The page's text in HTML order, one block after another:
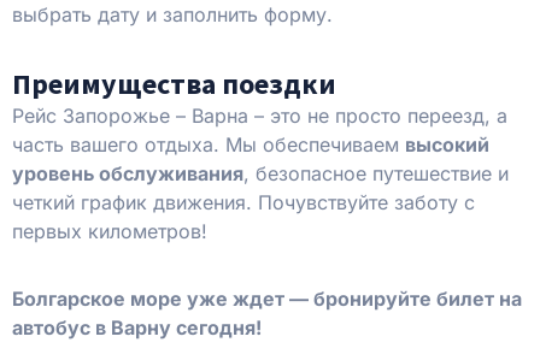
выбрать дату и заполнить форму.
Преимущества поездки
Рейс Запорожье – Варна – это не просто переезд, а
часть вашего отдыха. Мы обеспечиваем высокий
уровень обслуживания, безопасное путешествие и
четкий график движения. Почувствуйте заботу с
первых километров!
Болгарское море уже ждет — бронируйте билет на
автобус в Варну сегодня!